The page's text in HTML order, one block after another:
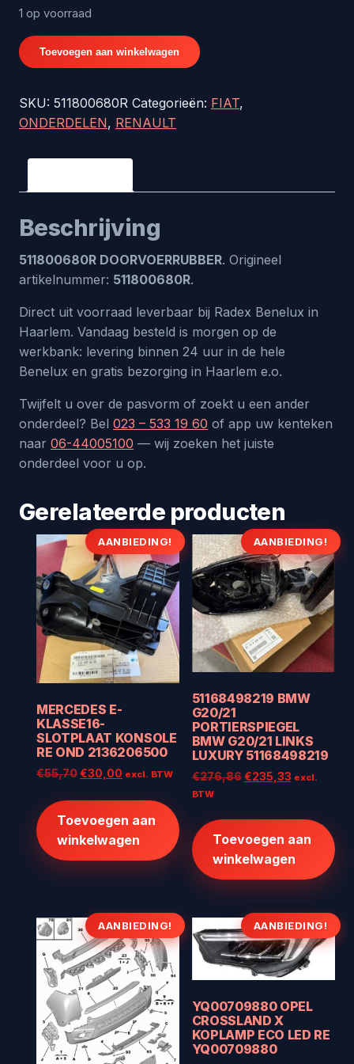
1 op voorraad
511800680R
DOORVOERRUBBER
Toevoegen aan winkelwagen
SKU: 511800680R Categorieën: FIAT,
ONDERDELEN, RENAULT
Beschrijving
511800680R DOORVOERRUBBER. Origineel
artikelnummer: 511800680R.
Direct uit voorraad leverbaar bij Radex Benelux in
Haarlem. Vandaag besteld is morgen op de
werkbank: levering binnen 24 uur in de hele
Benelux en gratis bezorging in Haarlem e.o.
Twijfelt u over de pasvorm of zoekt u een ander
onderdeel? Bel 023 – 533 19 60 of app uw kenteken
naar 06-44005100 — wij zoeken het juiste
onderdeel voor u op.
Gerelateerde producten
AANBIEDING!
MERCEDES E-
KLASSE16-
SLOTPLAAT KONSOLE
RE OND 2136206500
€55,70Oorspronkelijke
€55,70.
€30,00 Huidige
€30,00.
excl. BTW
Toevoegen aan
winkelwagen
AANBIEDING!
51168498219 BMW
G20/21
PORTIERSPIEGEL
BMW G20/21 LINKS
LUXURY 51168498219
€276,86 Oorspronkelijke
€235,33Huidige
€235,33.
excl.
BTW
Toevoegen aan
winkelwagen
AANBIEDING! AANBIEDING!
YQ00709880 OPEL
CROSSLAND X
KOPLAMP ECO LED RE
YQ00709880